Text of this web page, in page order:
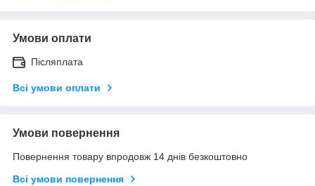
Умови оплати
Післяплата
Всі умови оплати
Умови повернення
Повернення товару впродовж 14 днів безкоштовно
Всі умови повернення